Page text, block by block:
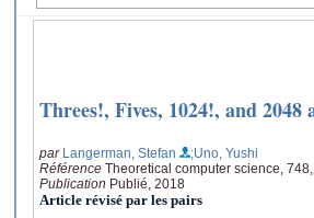
Threes!, Fives, 1024!, and 2048
par Langerman, Stefan
;Uno, Yushi
Référence Theoretical computer science,
Publication Publié, 2018
Article révisé par les pairs